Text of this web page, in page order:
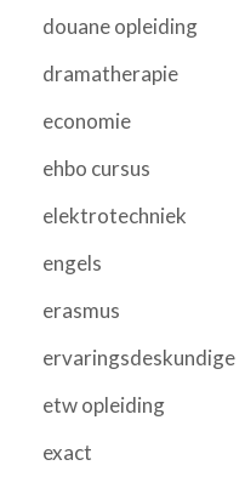
douane opleiding
dramatherapie
economie
ehbo cursus
elektrotechniek
engels
erasmus
ervaringsdeskundige
etw opleiding
exact